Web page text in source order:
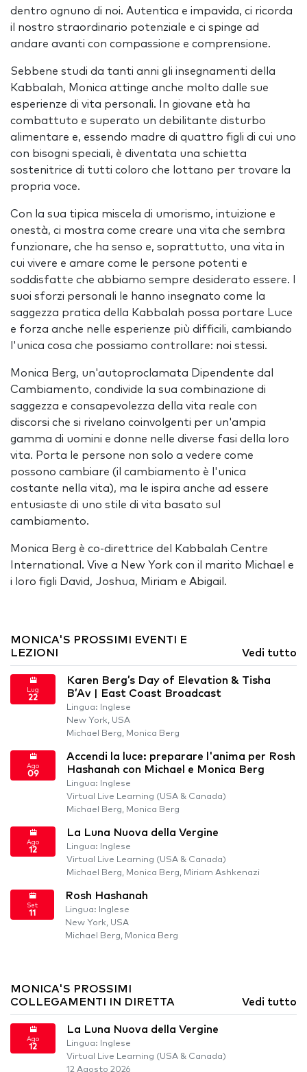
dentro ognuno di noi. Autentica e impavida, ci ricorda
il nostro straordinario potenziale e ci spinge ad
andare avanti con compassione e comprensione.
Sebbene studi da tanti anni gli insegnamenti della
Kabbalah, Monica attinge anche molto dalle sue
esperienze di vita personali. In giovane età ha
combattuto e superato un debilitante disturbo
alimentare e, essendo madre di quattro figli di cui uno
con bisogni speciali, è diventata una schietta
sostenitrice di tutti coloro che lottano per trovare la
propria voce.
Con la sua tipica miscela di umorismo, intuizione e
onestà, ci mostra come creare una vita che sembra
funzionare, che ha senso e, soprattutto, una vita in
cui vivere e amare come le persone potenti e
soddisfatte che abbiamo sempre desiderato essere. I
suoi sforzi personali le hanno insegnato come la
saggezza pratica della Kabbalah possa portare Luce
e forza anche nelle esperienze più difficili, cambiando
l'unica cosa che possiamo controllare: noi stessi.
Monica Berg, un'autoproclamata Dipendente dal
Cambiamento, condivide la sua combinazione di
saggezza e consapevolezza della vita reale con
discorsi che si rivelano coinvolgenti per un'ampia
gamma di uomini e donne nelle diverse fasi della loro
vita. Porta le persone non solo a vedere come
possono cambiare (il cambiamento è l'unica
costante nella vita), ma le ispira anche ad essere
entusiaste di uno stile di vita basato sul
cambiamento.
Monica Berg è co-direttrice del Kabbalah Centre
International. Vive a New York con il marito Michael e
i loro figli David, Joshua, Miriam e Abigail.
MONICA'S PROSSIMI EVENTI E
LEZIONI
Vedi tutto
Lug
22
Karen Berg’s Day of Elevation & Tisha
B’Av | East Coast Broadcast
Lingua: Inglese
New York, USA
Michael Berg, Monica Berg
Ago
09
Accendi la luce: preparare l'anima per Rosh
Hashanah con Michael e Monica Berg
Lingua: Inglese
Virtual Live Learning (USA & Canada)
Michael Berg, Monica Berg
Ago
12
La Luna Nuova della Vergine
Lingua: Inglese
Virtual Live Learning (USA & Canada)
Michael Berg, Monica Berg, Miriam Ashkenazi
Set
11
Rosh Hashanah
Lingua: Inglese
New York, USA
Michael Berg, Monica Berg
MONICA'S PROSSIMI
COLLEGAMENTI IN DIRETTA
Vedi tutto
Ago
12
La Luna Nuova della Vergine
Lingua: Inglese
Virtual Live Learning (USA & Canada)
12 Agosto 2026